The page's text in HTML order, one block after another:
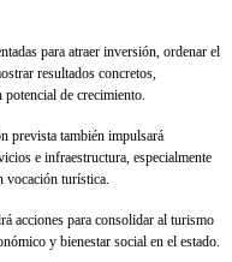
para atraer inversión, ordenar el
resultados concretos,
de crecimiento.
prevista también impulsará
e infraestructura, especialmente
vocación turística.
acciones para consolidar al turismo
y bienestar social en el estado.